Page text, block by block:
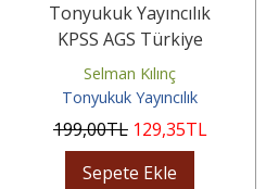
Tonyukuk Yayıncılık
KPSS AGS Türkiye
Coğrafyası Video Ders
Notları
Selman Kılınç
Tonyukuk Yayıncılık
199,00TL 129,35TL
Sepete Ekle